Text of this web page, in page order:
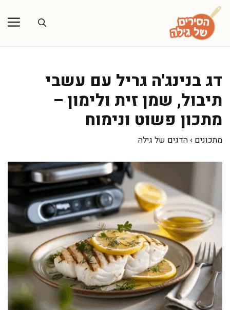
לדלג
לתוכן
דג בנינג'ה גריל עם עשבי
תיבול, שמן זית ולימון –
מתכון פשוט ונימוח
מתכונים › הדגים של גילה